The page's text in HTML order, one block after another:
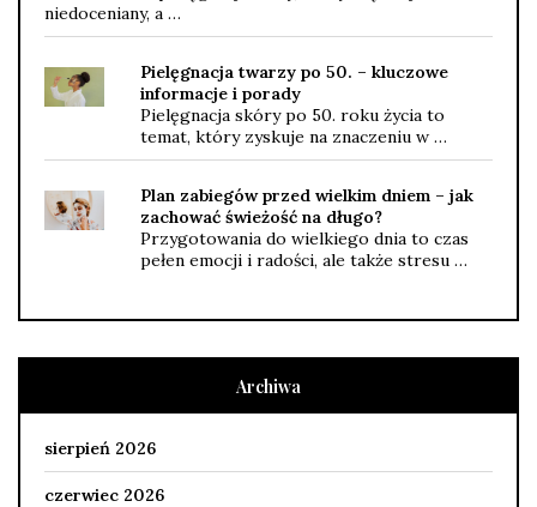
niedoceniany, a …
Pielęgnacja twarzy po 50. – kluczowe
informacje i porady
Pielęgnacja skóry po 50. roku życia to
temat, który zyskuje na znaczeniu w …
Plan zabiegów przed wielkim dniem – jak
zachować świeżość na długo?
Przygotowania do wielkiego dnia to czas
pełen emocji i radości, ale także stresu …
Archiwa
sierpień 2026
czerwiec 2026